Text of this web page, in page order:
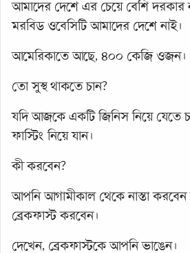
আমাদের দেশে এর চেয়ে বেশি
মরবিড ওবেসিটি আমাদের দেশে নাই।
আমেরিকাতে আছে, ৪০০ কেজি ওজন।
তো সুস্থ থাকতে চান?
যদি আজকে একটি জিনিস নিয়ে যেতে
ফাস্টিং নিয়ে যান।
কী করবেন?
আপনি আগামীকাল থেকে নাস্তা করবেন
ব্রেকফাস্ট করবেন।
দেখেন, ব্রেকফাস্টকে আপনি ভাঙেন।